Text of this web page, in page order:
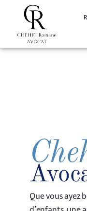
principal
Que vous ayez